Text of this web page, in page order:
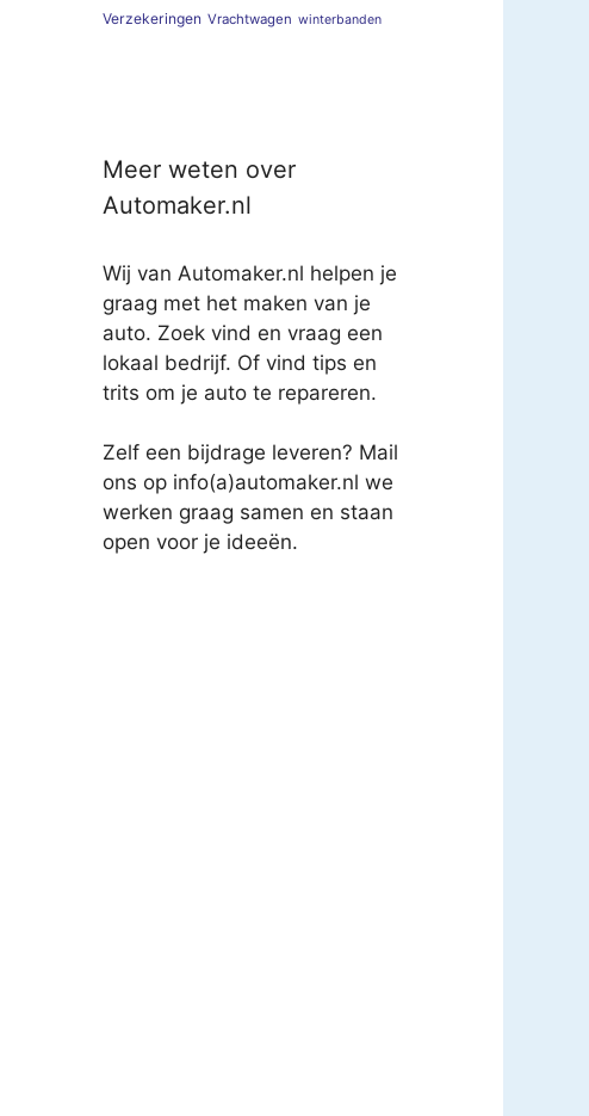
Verzekeringen Vrachtwagen winterbanden
Meer weten over
Automaker.nl
Wij van Automaker.nl helpen je
graag met het maken van je
auto. Zoek vind en vraag een
lokaal bedrijf. Of vind tips en
trits om je auto te repareren.
Zelf een bijdrage leveren? Mail
ons op info(a)automaker.nl we
werken graag samen en staan
open voor je ideeën.